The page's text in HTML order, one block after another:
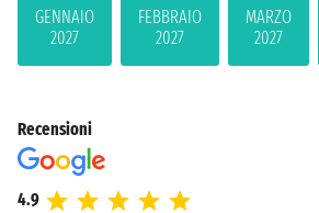
GENNAIO
2027
FEBBRAIO
2027
MARZO
2027
Recensioni
4.9